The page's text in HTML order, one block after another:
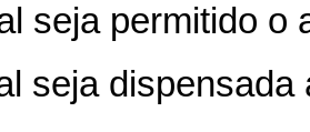
seja permitido o
seja